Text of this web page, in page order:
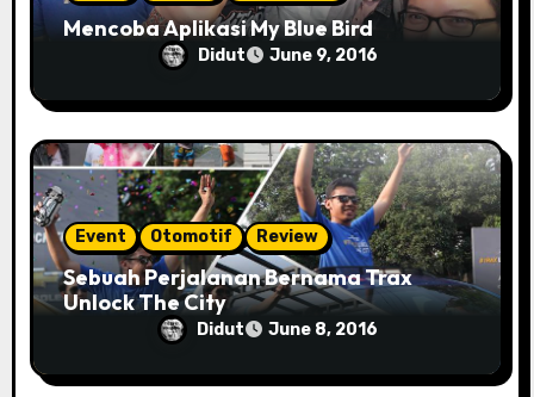
Mencoba Aplikasi My Blue Bird
Didut June 9, 2016
Event Otomotif Review
Sebuah Perjalanan Bernama Trax
Unlock The City
Didut June 8, 2016